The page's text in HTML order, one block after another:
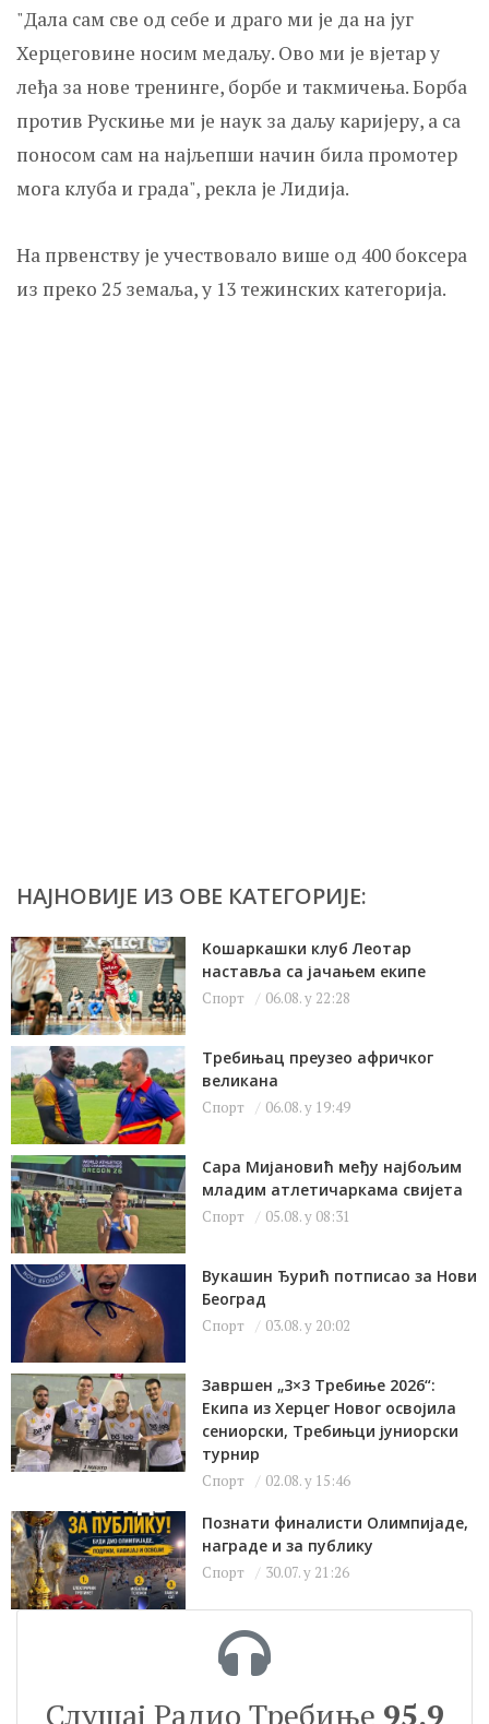
"Дала сам све од себе и драго ми је да на југ
Херцеговине носим медаљу. Ово ми је вјетар у
леђа за нове тренинге, борбе и такмичења. Борба
против Рускиње ми је наук за даљу каријеру, а са
поносом сам на најљепши начин била промотер
мога клуба и града", рекла је Лидија.
На првенству је учествовало више од 400 боксера
из преко 25 земаља, у 13 тежинских категорија.
НАЈНОВИЈЕ ИЗ ОВЕ КАТЕГОРИЈЕ:
Kошаркашки клуб Леотар
наставља са јачањем екипе
Спорт 06.08. у 22:28
Требињац преузео афричког
великана
Спорт 06.08. у 19:49
Сара Мијановић међу најбољим
младим атлетичаркама свијета
Спорт 05.08. у 08:31
Вукашин Ђурић потписао за Нови
Београд
Спорт 03.08. у 20:02
Завршен „3×3 Требиње 2026“:
Екипа из Херцег Новог освојила
сениорски, Требињци јуниорски
турнир
Спорт 02.08. у 15:46
Познати финалисти Олимпијаде,
награде и за публику
Спорт 30.07. у 21:26
Слушај Радио Требиње 95.9